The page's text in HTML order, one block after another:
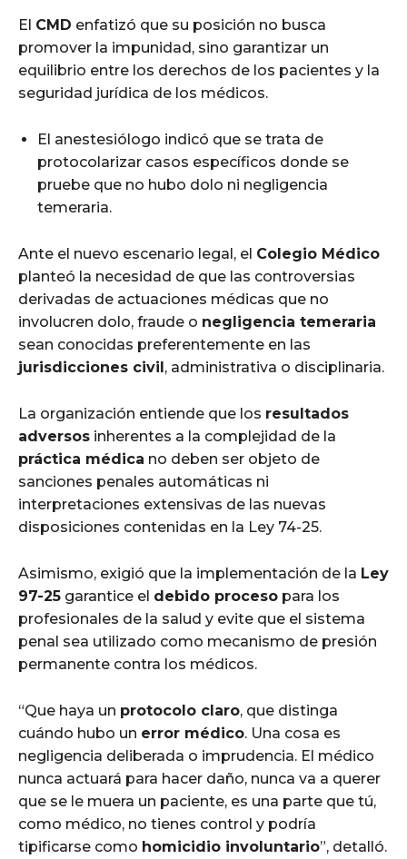
El CMD enfatizó que su posición no busca
promover la impunidad, sino garantizar un
equilibrio entre los derechos de los pacientes y la
seguridad jurídica de los médicos.
El anestesiólogo indicó que se trata de
protocolarizar casos específicos donde se
pruebe que no hubo dolo ni negligencia
temeraria.
Ante el nuevo escenario legal, el Colegio Médico
planteó la necesidad de que las controversias
derivadas de actuaciones médicas que no
involucren dolo, fraude o negligencia temeraria
sean conocidas preferentemente en las
jurisdicciones civil, administrativa o disciplinaria.
La organización entiende que los resultados
adversos inherentes a la complejidad de la
práctica médica no deben ser objeto de
sanciones penales automáticas ni
interpretaciones extensivas de las nuevas
disposiciones contenidas en la Ley 74-25.
Asimismo, exigió que la implementación de la Ley
97-25 garantice el debido proceso para los
profesionales de la salud y evite que el sistema
penal sea utilizado como mecanismo de presión
permanente contra los médicos.
“Que haya un protocolo claro, que distinga
cuándo hubo un error médico. Una cosa es
negligencia deliberada o imprudencia. El médico
nunca actuará para hacer daño, nunca va a querer
que se le muera un paciente, es una parte que tú,
como médico, no tienes control y podría
tipificarse como homicidio involuntario”, detalló.